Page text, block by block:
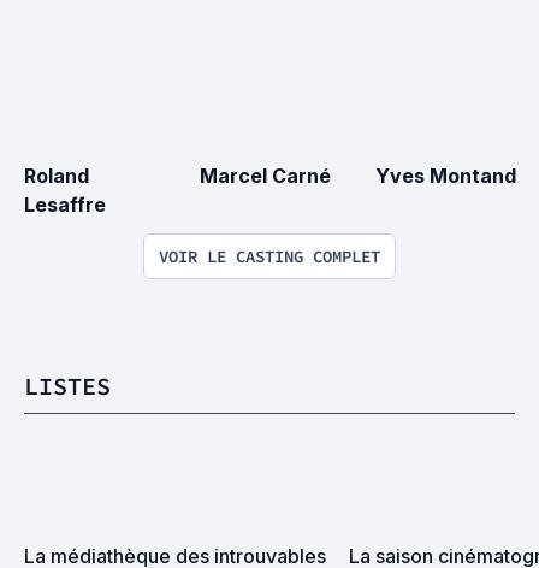
Roland
Lesaffre
Marcel Carné Yves Montand
VOIR LE CASTING COMPLET
LISTES
La médiathèque des introuvables
La saison